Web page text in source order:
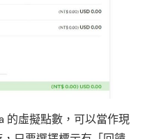
的虛擬點數，可以當作現